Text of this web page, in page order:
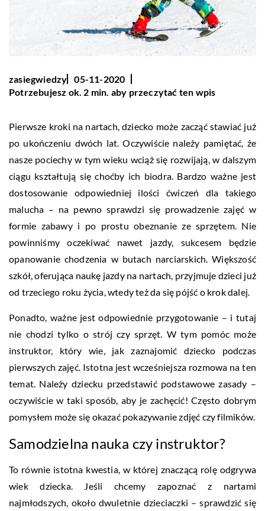
zasiegwiedzy
05-11-2020
Potrzebujesz ok. 2 min. aby przeczytać ten wpis
Pierwsze kroki na nartach, dziecko może zacząć stawiać już
po ukończeniu dwóch lat. Oczywiście należy pamiętać, że
nasze pociechy w tym wieku wciąż się rozwijają, w dalszym
ciągu kształtują się choćby ich biodra. Bardzo ważne jest
dostosowanie odpowiedniej ilości ćwiczeń dla takiego
malucha – na pewno sprawdzi się prowadzenie zajęć w
formie zabawy i po prostu obeznanie ze sprzętem. Nie
powinniśmy oczekiwać nawet jazdy, sukcesem będzie
opanowanie chodzenia w butach narciarskich. Większość
szkół, oferująca naukę jazdy na nartach, przyjmuje dzieci już
od trzeciego roku życia, wtedy też da się pójść o krok dalej.
Ponadto, ważne jest odpowiednie przygotowanie – i tutaj
nie chodzi tylko o strój czy sprzęt. W tym pomóc może
instruktor, który wie, jak zaznajomić dziecko podczas
pierwszych zajęć. Istotna jest wcześniejsza rozmowa na ten
temat. Należy dziecku przedstawić podstawowe zasady –
oczywiście w taki sposób, aby je zachęcić! Często dobrym
pomysłem może się okazać pokazywanie zdjęć czy filmików.
Samodzielna nauka czy instruktor?
To równie istotna kwestia, w której znaczącą rolę odgrywa
wiek dziecka. Jeśli chcemy zapoznać z nartami
najmłodszych, około dwuletnie dzieciaczki – sprawdzić się